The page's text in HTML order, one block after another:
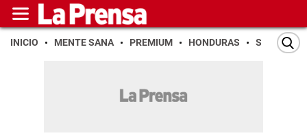
INICIO MENTE SANA PREMIUM HONDURAS SAN PEDRO